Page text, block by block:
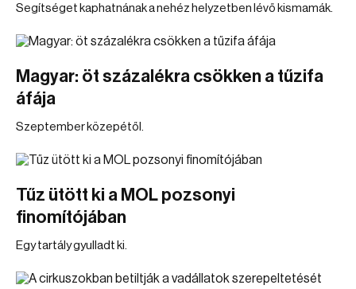
Segítséget kaphatnának a nehéz helyzetben lévő kismamák.
Magyar: öt százalékra csökken a tűzifa
áfája
Szeptember közepétől.
Tűz ütött ki a MOL pozsonyi
finomítójában
Egy tartály gyulladt ki.